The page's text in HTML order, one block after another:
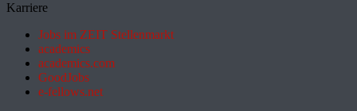
Karriere
Jobs im ZEIT Stellenmarkt
academics
academics.com
GoodJobs
e-fellows.net